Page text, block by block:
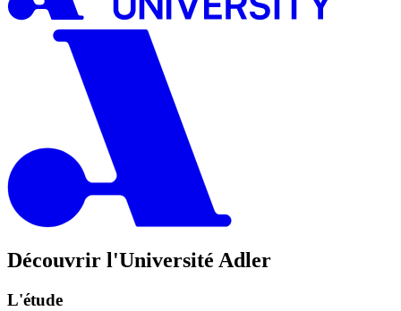
Découvrir l'Université Adler
L'étude